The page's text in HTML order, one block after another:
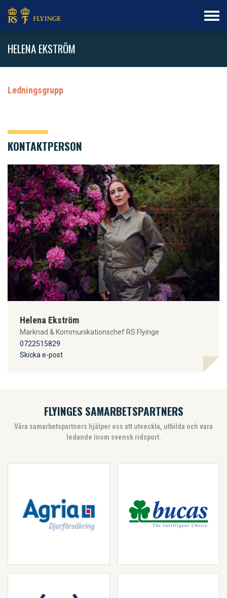
HELENA EKSTRÖM
Ledningsgrupp
KONTAKTPERSON
Helena Ekström
Marknad & Kommunikationschef RS Flyinge
0722515829
Skicka e-post
FLYINGES SAMARBETSPARTNERS
Våra samarbetspartners hjälper oss att utveckla, utbilda och vara
ledande inom svensk ridsport.